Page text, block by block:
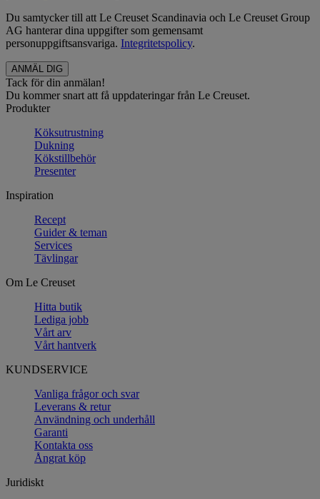
Du samtycker till att Le Creuset Scandinavia och Le Creuset Group
AG hanterar dina uppgifter som gemensamt
personuppgiftsansvariga. Integritetspolicy.
Tack för din anmälan!
Du kommer snart att få uppdateringar från Le Creuset.
Produkter
Köksutrustning
Dukning
Kökstillbehör
Presenter
Inspiration
Recept
Guider & teman
Services
Tävlingar
Om Le Creuset
Hitta butik
Lediga jobb
Vårt arv
Vårt hantverk
KUNDSERVICE
Vanliga frågor och svar
Leverans & retur
Användning och underhåll
Garanti
Kontakta oss
Ångrat köp
Juridiskt